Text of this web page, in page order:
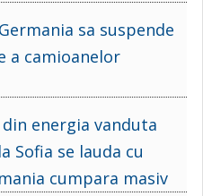
sa suspende
a camioanelor
energia vanduta
Sofia se lauda cu
cumpara masiv